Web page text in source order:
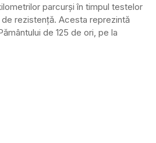
parcurși în timpul testelor
rezistenţă. Acesta reprezintă
de 125 de ori, pe la